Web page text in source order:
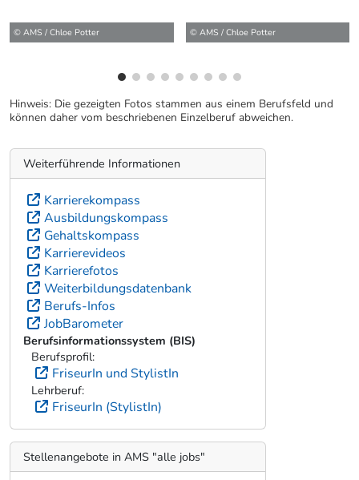
© AMS / Chloe Potter
Hinweis: Die gezeigten Fotos stammen aus einem Berufsfeld und
können daher vom beschriebenen Einzelberuf abweichen.
Weiterführende Informationen
Karrierekompass
Ausbildungskompass
Gehaltskompass
Karrierevideos
Karrierefotos
Weiterbildungsdatenbank
Berufs-Infos
JobBarometer
Berufsinformationssystem (BIS)
Berufsprofil:
FriseurIn und StylistIn
Lehrberuf:
FriseurIn (StylistIn)
Stellenangebote in AMS "alle jobs"